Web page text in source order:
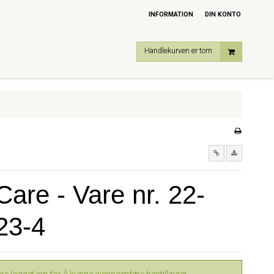
INFORMATION DIN KONTO
Handlekurven er tom
- Vare nr. 22-
4